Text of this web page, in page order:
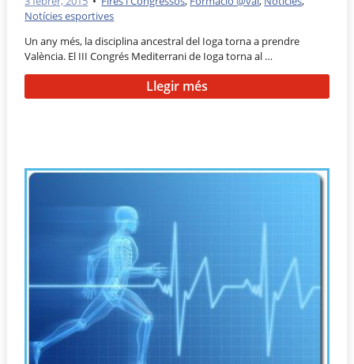
Notícies esportives
Un any més, la disciplina ancestral del Ioga torna a prendre
València. El III Congrés Mediterrani de Ioga torna al …
Llegir més